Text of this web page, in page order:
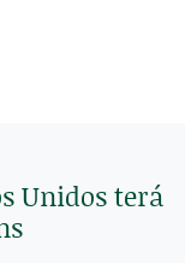
Unidos terá